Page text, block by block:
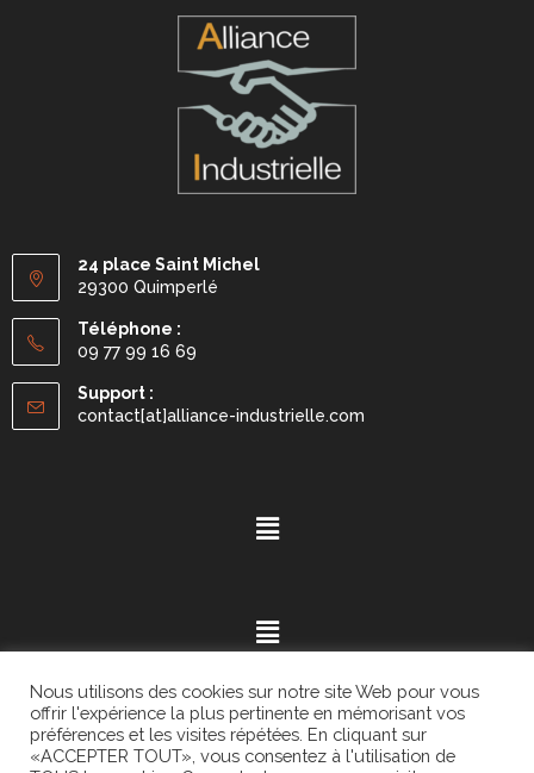
24 place Saint Michel
29300 Quimperlé
Téléphone :
09 77 99 16 69
Support :
contact[at]alliance-industrielle.com
Mention légales - ©2021.Alvaria. All Rights Reserved.
Nous utilisons des cookies sur notre site Web pour vous
offrir l'expérience la plus pertinente en mémorisant vos
préférences et les visites répétées. En cliquant sur
«ACCEPTER TOUT», vous consentez à l'utilisation de